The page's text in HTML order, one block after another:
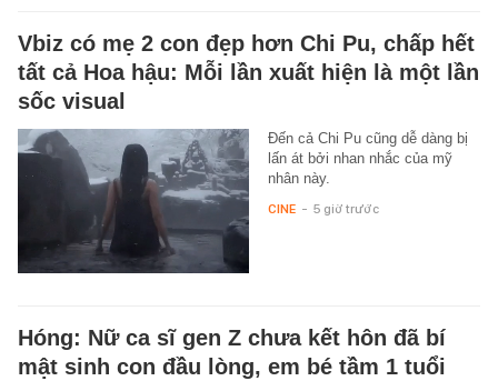
Vbiz có mẹ 2 con đẹp hơn Chi Pu, chấp hết
tất cả Hoa hậu: Mỗi lần xuất hiện là một lần
sốc visual
Đến cả Chi Pu cũng dễ dàng bị
lấn át bởi nhan nhắc của mỹ
nhân này.
CINE - 5 giờ trước
Hóng: Nữ ca sĩ gen Z chưa kết hôn đã bí
mật sinh con đầu lòng, em bé tầm 1 tuổi